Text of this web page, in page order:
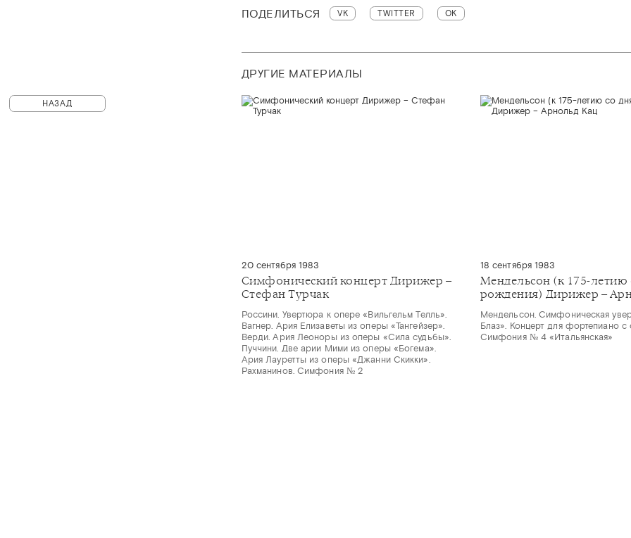
ПОДЕЛИТЬСЯ VK TWITTER OK
ДРУГИЕ МАТЕРИАЛЫ
18 сентября 1983
Мендельсон (к 175-летию
рождения) Дирижер –
Мендельсон. Симфоническая
Блаз». Концерт для фортепиано с
Симфония № 4 «Итальянская»
20 сентября 1983
Симфонический концерт Дирижер –
Стефан Турчак
Россини. Увертюра к опере «Вильгельм Телль».
Вагнер. Ария Елизаветы из оперы «Тангейзер».
Верди. Ария Леоноры из оперы «Сила судьбы».
Пуччини. Две арии Мими из оперы «Богема».
Ария Лауретты из оперы «Джанни Скикки».
Рахманинов. Симфония № 2
НАЗАД